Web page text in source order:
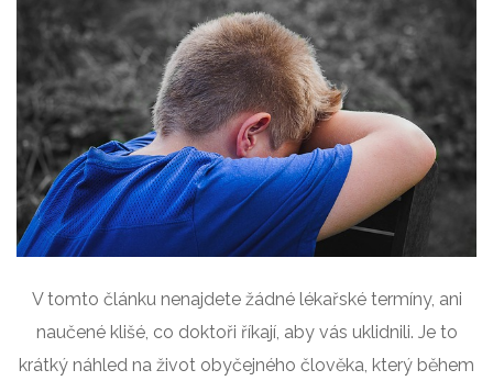
V tomto článku nenajdete žádné lékařské termíny, ani
naučené klišé, co doktoři říkají, aby vás uklidnili. Je to
krátký náhled na život obyčejného člověka, který během